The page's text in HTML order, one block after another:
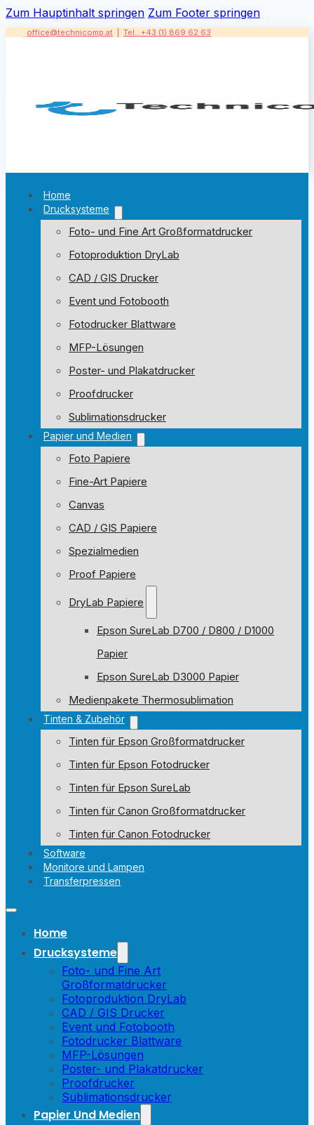
Zum Hauptinhalt springen Zum Footer springen
office@technicomp.at Tel.: +43 (1) 869 62 63
Home
Drucksysteme
Foto- und Fine Art Großformatdrucker
Fotoproduktion DryLab
CAD / GIS Drucker
Event und Fotobooth
Fotodrucker Blattware
MFP-Lösungen
Poster- und Plakatdrucker
Proofdrucker
Sublimationsdrucker
Papier und Medien
Foto Papiere
Fine-Art Papiere
Canvas
CAD / GIS Papiere
Spezialmedien
Proof Papiere
DryLab Papiere
Epson SureLab D700 / D800 / D1000
Papier
Epson SureLab D3000 Papier
Medienpakete Thermosublimation
Tinten & Zubehör
Tinten für Epson Großformatdrucker
Tinten für Epson Fotodrucker
Tinten für Epson SureLab
Tinten für Canon Großformatdrucker
Tinten für Canon Fotodrucker
Software
Monitore und Lampen
Transferpressen
Home
Drucksysteme
Foto- und Fine Art
Großformatdrucker
Fotoproduktion DryLab
CAD / GIS Drucker
Event und Fotobooth
Fotodrucker Blattware
MFP-Lösungen
Poster- und Plakatdrucker
Proofdrucker
Sublimationsdrucker
Papier Und Medien